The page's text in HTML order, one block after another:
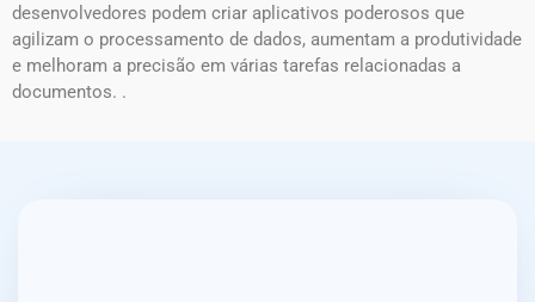
desenvolvedores podem criar aplicativos poderosos que
agilizam o processamento de dados, aumentam a produtividade
e melhoram a precisão em várias tarefas relacionadas a
documentos. .